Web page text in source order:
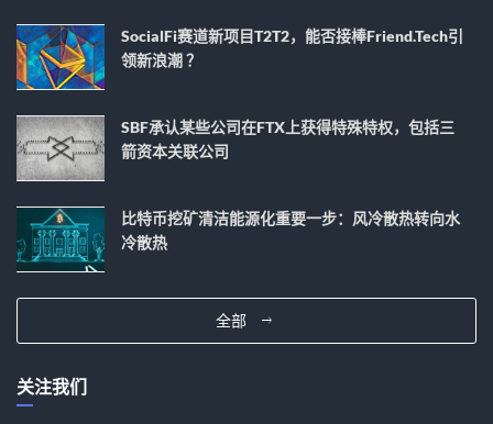
SocialFi赛道新项目T2T2，能否接棒Friend.tech引
领新浪潮 ？
SBF承认某些公司在FTX上获得特殊特权，包括三
箭资本关联公司
比特币挖矿清洁能源化重要一步：风冷散热转向水
冷散热
全部
关注我们